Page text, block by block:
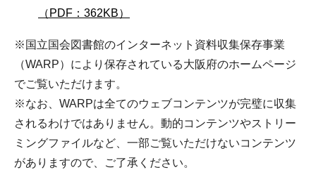
（PDF：362KB）
※国立国会図書館のインターネット資料収集保存事業
（WARP）により保存されている大阪府のホームページ
でご覧いただけます。
※なお、WARPは全てのウェブコンテンツが完璧に収集
されるわけではありません。動的コンテンツやストリー
ミングファイルなど、一部ご覧いただけないコンテンツ
がありますので、ご了承ください。